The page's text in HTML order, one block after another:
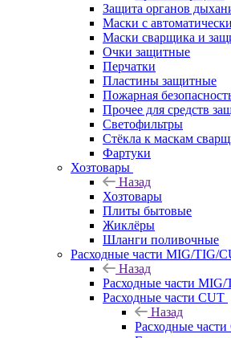
Защита органов
Маски с
Маски сварщика и
Очки защитные
Перчатки
Пластины защитные
Пожарная
Прочее для средств
Светофильтры
Стёкла к маскам
Фартуки
Хозтовары
Назад
Хозтовары
Плиты бытовые
Жиклёры
Шланги поливочные
Расходные части MIG/TIG/
Назад
Расходные части
Расходные части CUT
Назад
Расходные